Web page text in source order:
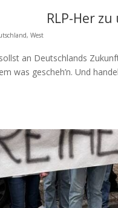
RLP-Her
,West
an Deutschlands
was gescheh’n. Und